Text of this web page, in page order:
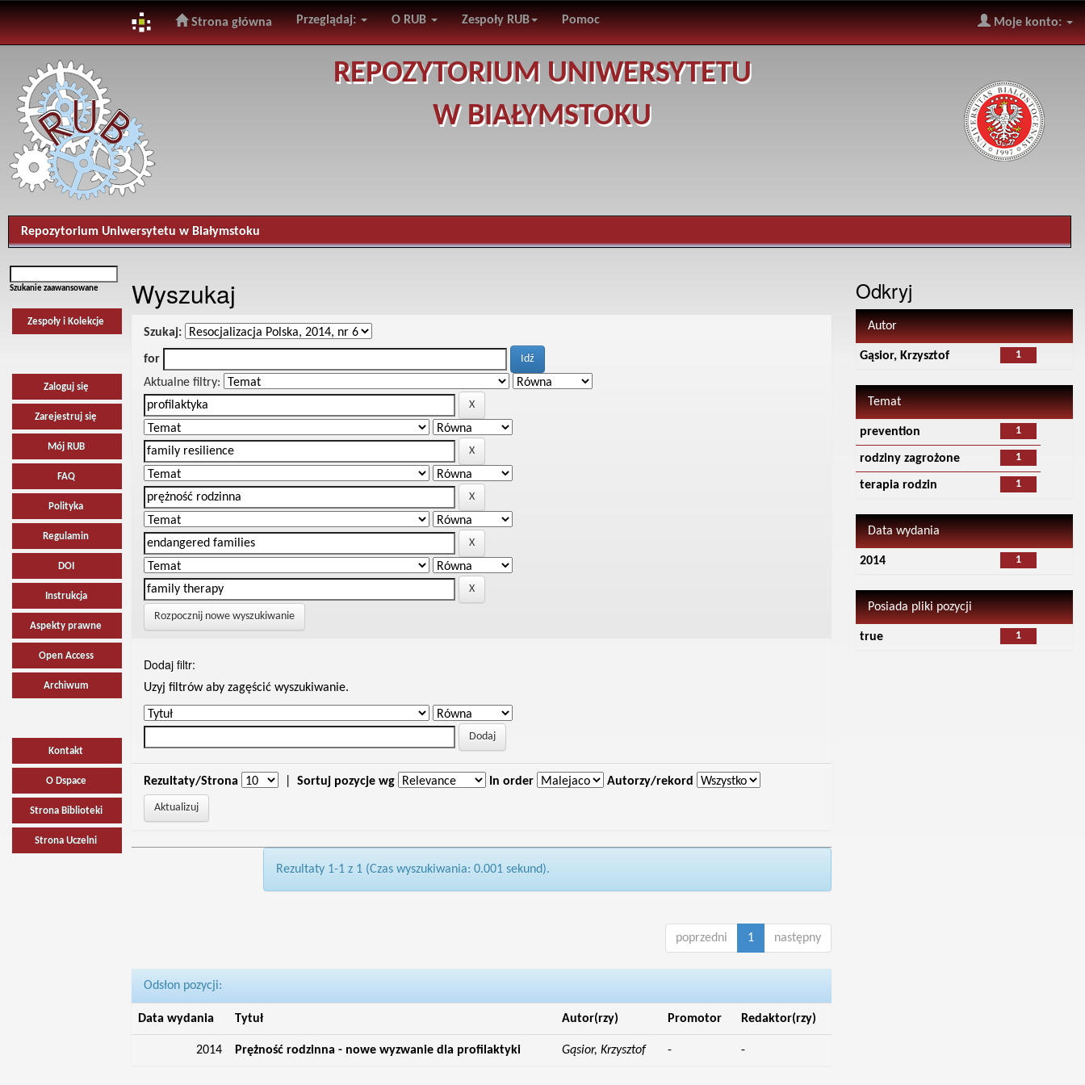
navigation
Strona główna Przeglądaj: O RUB Zespoły RUB Pomoc Moje konto:
REPOZYTORIUM UNIWERSYTETU
W BIAŁYMSTOKU
Repozytorium Uniwersytetu w Białymstoku
Szukanie zaawansowane
Zespoły i Kolekcje
Zaloguj się
Zarejestruj się
Mój RUB
FAQ
Polityka
Regulamin
DOI
Instrukcja
Aspekty prawne
Open Access
Archiwum
Kontakt
O Dspace
Strona Biblioteki
Strona Uczelni
Wyszukaj
Szukaj:
for
Aktualne filtry:
Rozpocznij nowe wyszukiwanie
Dodaj filtr:
Uzyj filtrów aby zagęścić wyszukiwanie.
Rezultaty/Strona Sortuj pozycje wg In order Autorzy/rekord
Rezultaty 1-1 z 1 (Czas wyszukiwania: 0.001 sekund).
poprzedni 1 następny
Odsłon pozycji:
Data wydania Tytuł Autor(rzy) Promotor Redaktor(rzy)
2014 Prężność rodzinna - nowe wyzwanie dla profilaktyki Gąsior, Krzysztof - -
Odkryj
Autor
1
Gąsior, Krzysztof
Temat
1
prevention
1
rodziny zagrożone
1
terapia rodzin
Data wydania
1
2014
Posiada pliki pozycji
1
true